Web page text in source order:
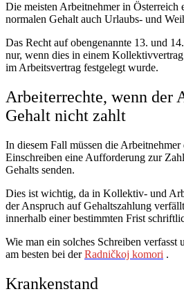
Die meisten Arbeitnehmer in Österreich
normalen Gehalt auch Urlaubs- und
Das Recht auf obengenannte 13. und
nur, wenn dies in einem
im Arbeitsvertrag festgelegt wurde.
Arbeiterrechte, wenn der
Gehalt nicht zahlt
In diesem Fall müssen die
Einschreiben eine Aufforderung zur
Gehalts senden.
Dies ist wichtig, da in Kollektiv- und
der Anspruch auf Gehaltszahlung
innerhalb einer bestimmten Frist
Wie man ein solches Schreiben verfasst
am besten bei derRadničkoj komori .
Krankenstand